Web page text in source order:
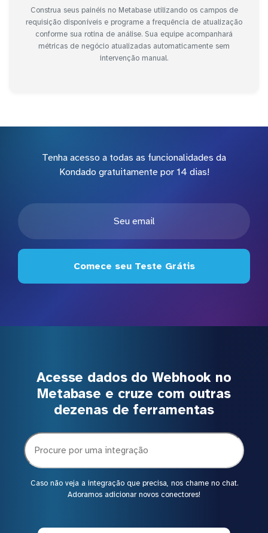
Construa seus painéis no Metabase utilizando os campos de
requisição disponíveis e programe a frequência de atualização
conforme sua rotina de análise. Sua equipe acompanhará
métricas de negócio atualizadas automaticamente sem
intervenção manual.
Tenha acesso a todas as funcionalidades da
Kondado gratuitamente por 14 dias!
Comece seu Teste Grátis
Acesse dados do Webhook no
Metabase e cruze com outras
dezenas de ferramentas
Caso não veja a integração que precisa, nos chame no chat.
Adoramos adicionar novos conectores!